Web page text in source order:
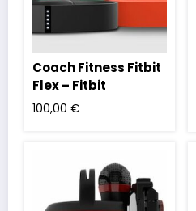
Coach Fitness Fitbit
Flex – Fitbit
100,00 €